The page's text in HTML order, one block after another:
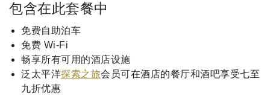
包含在此套餐中
免费自助泊车
免费 Wi-Fi
畅享所有可用的酒店设施
泛太平洋探索之旅会员可在酒店的餐厅和酒吧享受七至
九折优惠